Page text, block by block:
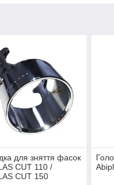
для зняття фасок
CUT 110 /
CUT 150